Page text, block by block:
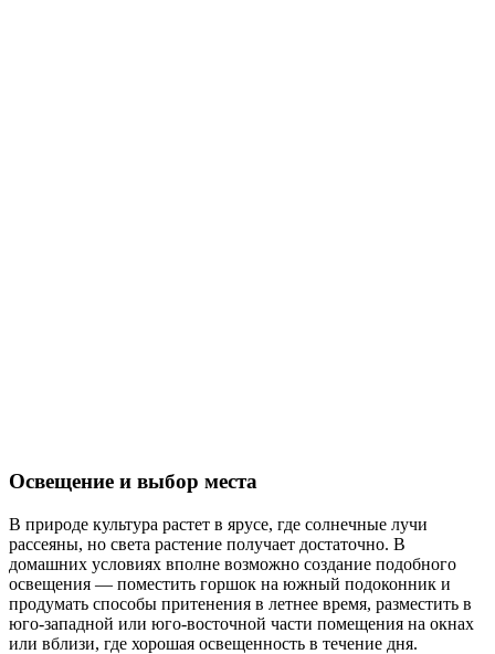
Освещение и выбор места
В природе культура растет в ярусе, где солнечные лучи
рассеяны, но света растение получает достаточно. В
домашних условиях вполне возможно создание подобного
освещения — поместить горшок на южный подоконник и
продумать способы притенения в летнее время, разместить в
юго-западной или юго-восточной части помещения на окнах
или вблизи, где хорошая освещенность в течение дня.